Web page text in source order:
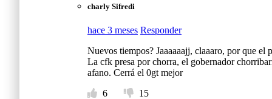
charly Sifredi
hace 3 meses Responder
Nuevos tiempos? Jaaaaaajj, claaaro, por que
La cfk presa por chorra, el gobernador
afano. Cerrá el 0gt mejor
6
15